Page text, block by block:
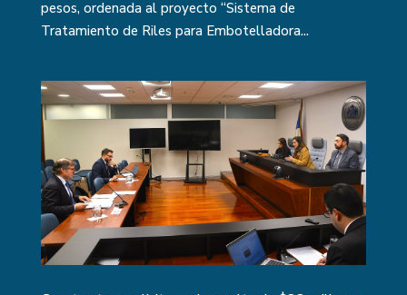
pesos, ordenada al proyecto “Sistema de
Tratamiento de Riles para Embotelladora...